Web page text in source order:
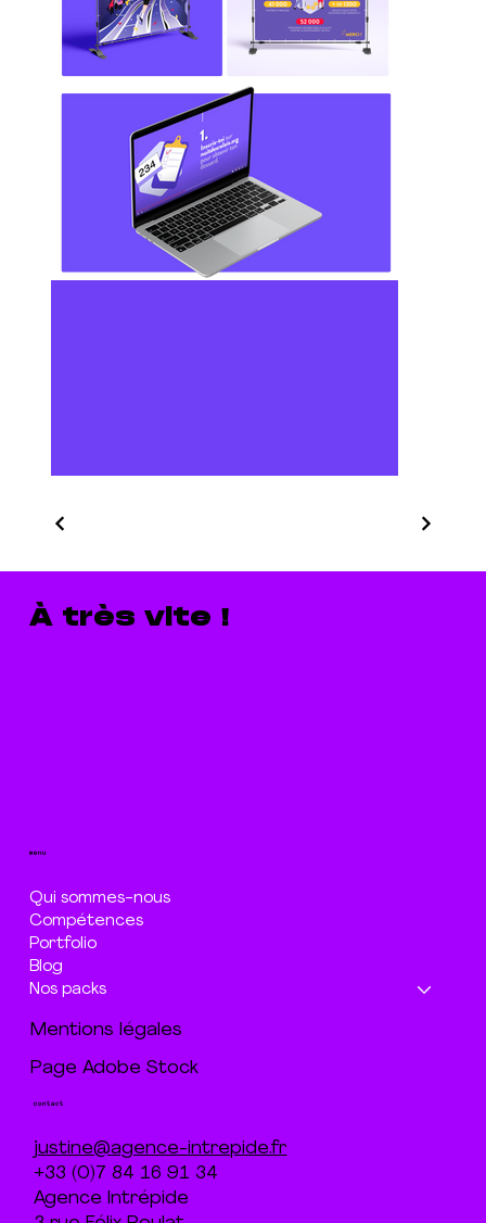
À très vite !
menu
Qui sommes-nous
Compétences
Portfolio
Blog
Nos packs
Mentions légales
Page Adobe Stock
contact
justine@agence-intrepide.fr
+33 (0)7 84 16 91 34
Agence Intrépide